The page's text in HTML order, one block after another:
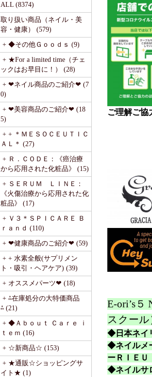
ALL (8374)
取り扱い商品（ネイル・美
容・健康） (579)
+ ◆その他Ｇｏｏｄｓ (9)
+ ★For a limited time（チェ
ックはお早目に！） (28)
+ ❤ネイル商品のご紹介❤ (7
0)
+ ❤美容商品のご紹介❤ (18
5)
+ + ＊ＭＥＳＯＣＥＵＴＩＣ
ＡＬ＊ (27)
+ Ｒ．ＣＯＤＥ：《癌治療
から応用された化粧品》 (15)
+ ＳＥＲＵＭ ＬＩＮＥ：
《火傷治療から応用された化
粧品》 (17)
+ Ｖ３＊ＳＰＩＣＡＲＥ Ｂ
ｒａｎｄ (110)
+ ❤健康商品のご紹介❤ (59)
+ + 水素全般(サプリメン
ト・吸引・ヘアケア) (39)
+ オススメパーツ❤ (18)
+ ⁂在庫処分の大特価商品
⁂ (21)
+ ◆Ａｂｏｕｔ Ｃａｒｅ ｉ
ｔｅｍ (16)
+ ☆新商品☆ (153)
+ ★通販☆ショッピングサ
イト★ (1)
ご理解ご協
E-ori’s
スクー
◆日本ネイ
◆ネイルメ
ーＲＩＥＵ
◆ネイルサ